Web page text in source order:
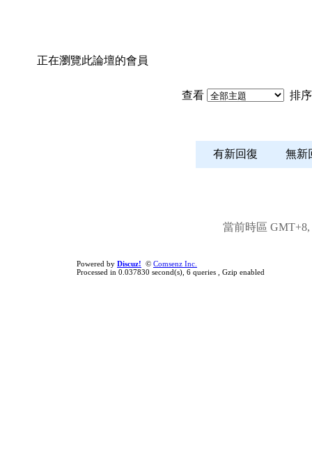
正在瀏覽此論壇的會員
查看 排
有新回復 無
當前時區 GMT+8,
Powered by Discuz! © Comsenz Inc.
Processed in 0.037830 second(s), 6 queries , Gzip enabled